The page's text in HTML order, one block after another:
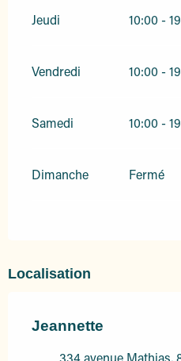
Jeudi 10:00 -
Vendredi 10:00 -
Samedi 10:00 -
Dimanche Fermé
Localisation
Jeannette